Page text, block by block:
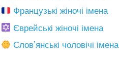
Французькі жіночі імена
Єврейські жіночі імена
Словʼянські чоловічі імена